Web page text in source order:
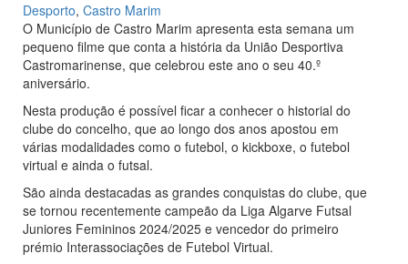
Desporto, Castro Marim
O Município de Castro Marim apresenta esta semana um
pequeno filme que conta a história da União Desportiva
Castromarinense, que celebrou este ano o seu 40.º
aniversário.
Nesta produção é possível ficar a conhecer o historial do
clube do concelho, que ao longo dos anos apostou em
várias modalidades como o futebol, o kickboxe, o futebol
virtual e ainda o futsal.
São ainda destacadas as grandes conquistas do clube, que
se tornou recentemente campeão da Liga Algarve Futsal
Juniores Femininos 2024/2025 e vencedor do primeiro
prémio Interassociações de Futebol Virtual.